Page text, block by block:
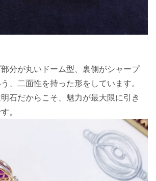
分が丸いドーム型、裏側がシャープ
、二面性を持った形をしています。
石だからこそ、魅力が最大限に引き
。